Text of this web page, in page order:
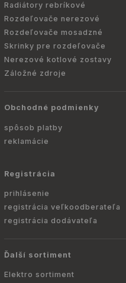
Radiátory rebríkové
Rozdeľovače nerezové
Rozdeľovače mosadzné
Skrinky pre rozdeľovače
Nerezové kotlové zostavy
Záložné zdroje
Obchodné podmienky
spôsob platby
reklamácie
Registrácia
prihlásenie
registrácia veľkoodberateľa
registrácia dodávateľa
Ďalší sortiment
Elektro sortiment